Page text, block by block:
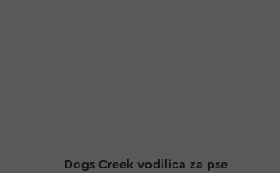
Dogs Creek vodilica za pse